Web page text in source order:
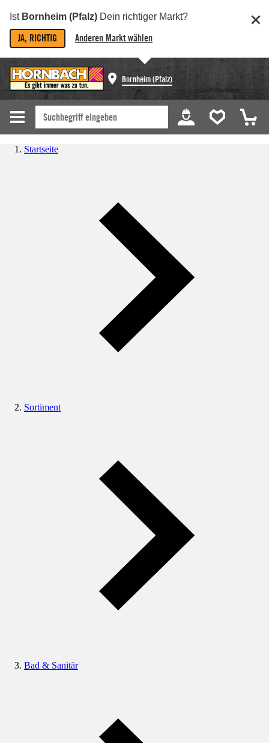
Ist Bornheim (Pfalz) Dein richtiger Markt?
JA, RICHTIG Anderen Markt wählen
Bornheim (Pfalz)
Startseite
Sortiment
Bad & Sanitär